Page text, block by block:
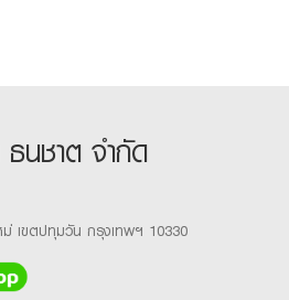
ชาต จำกัด
ม่ เขตปทุมวัน กรุงเทพฯ 10330